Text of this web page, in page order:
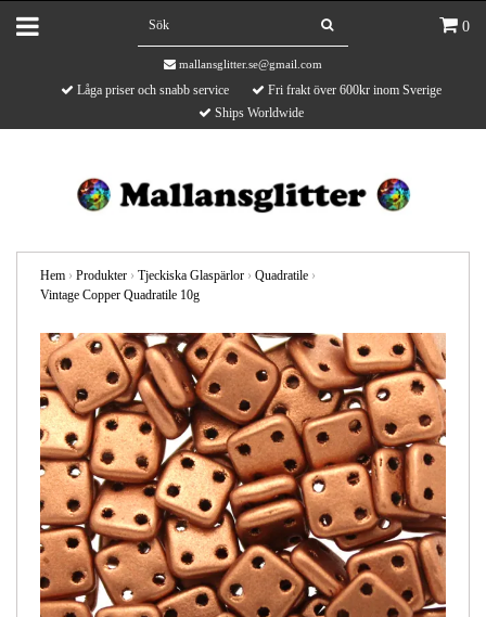
0
mallansglitter.se@gmail.com
Låga priser och snabb service
Fri frakt över 600kr inom Sverige
Ships Worldwide
Hem › Produkter › Tjeckiska Glaspärlor › Quadratile ›
Vintage Copper Quadratile 10g